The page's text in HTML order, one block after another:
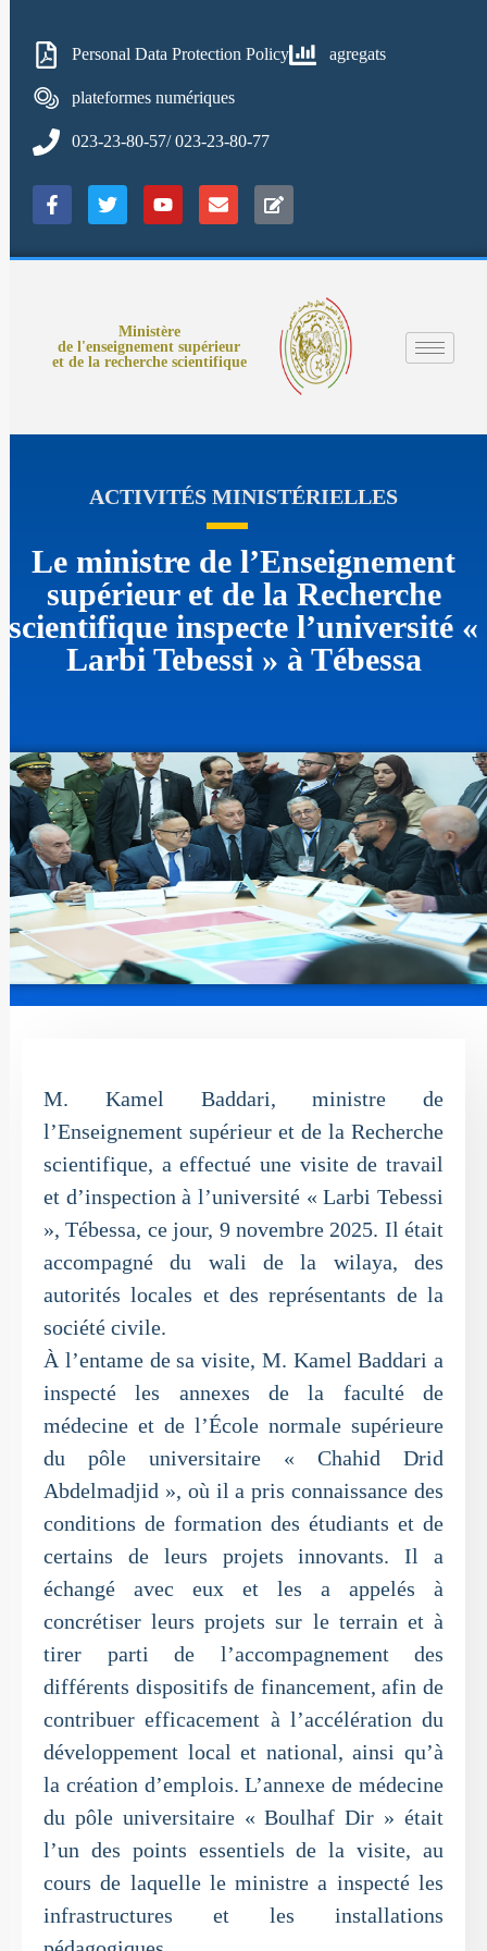
Personal Data Protection Policy agregats
plateformes numériques
023-23-80-57/ 023-23-80-77
Ministère
de l'enseignement supérieur
et de la recherche scientifique
ACTIVITÉS MINISTÉRIELLES
Le ministre de l’Enseignement
supérieur et de la Recherche
scientifique inspecte l’université «
Larbi Tebessi » à Tébessa
M. Kamel Baddari, ministre de
l’Enseignement supérieur et de la Recherche
scientifique, a effectué une visite de travail
et d’inspection à l’université « Larbi Tebessi
», Tébessa, ce jour, 9 novembre 2025. Il était
accompagné du wali de la wilaya, des
autorités locales et des représentants de la
société civile.
À l’entame de sa visite, M. Kamel Baddari a
inspecté les annexes de la faculté de
médecine et de l’École normale supérieure
du pôle universitaire « Chahid Drid
Abdelmadjid », où il a pris connaissance des
conditions de formation des étudiants et de
certains de leurs projets innovants. Il a
échangé avec eux et les a appelés à
concrétiser leurs projets sur le terrain et à
tirer parti de l’accompagnement des
différents dispositifs de financement, afin de
contribuer efficacement à l’accélération du
développement local et national, ainsi qu’à
la création d’emplois. L’annexe de médecine
du pôle universitaire « Boulhaf Dir » était
l’un des points essentiels de la visite, au
cours de laquelle le ministre a inspecté les
infrastructures et les installations